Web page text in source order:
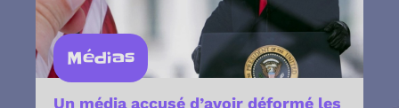
Médias
Un média accusé d’avoir déformé les